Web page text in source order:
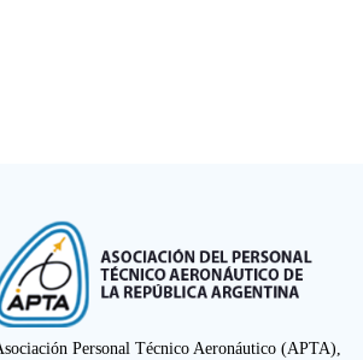
Personal Técnico Aeronáutico (APTA),